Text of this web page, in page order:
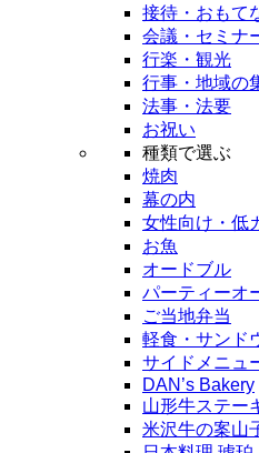
接待・おもて
会議・セミナ
行楽・観光
行事・地域の
法事・法要
お祝い
種類で選ぶ
焼肉
幕の内
女性向け・低
お魚
オードブル
パーティーオ
ご当地弁当
軽食・サンド
サイドメニュ
DAN’s Bakery
山形牛ステー
米沢牛の案山